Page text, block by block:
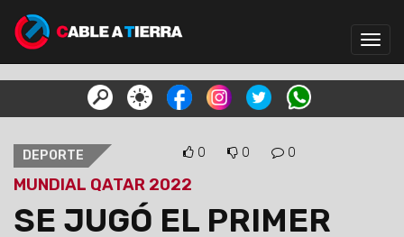
DEPORTE 0 0 0
MUNDIAL QATAR 2022
SE JUGÓ EL PRIMER